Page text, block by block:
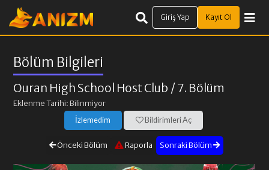
Giriş Yap Kayıt Ol
Bölüm Bilgileri
Ouran High School Host Club / 7. Bölüm
Eklenme Tarihi: Bilinmiyor
İzlemedim Bildirimleri Aç
Önceki Bölüm Raporla Sonraki Bölüm